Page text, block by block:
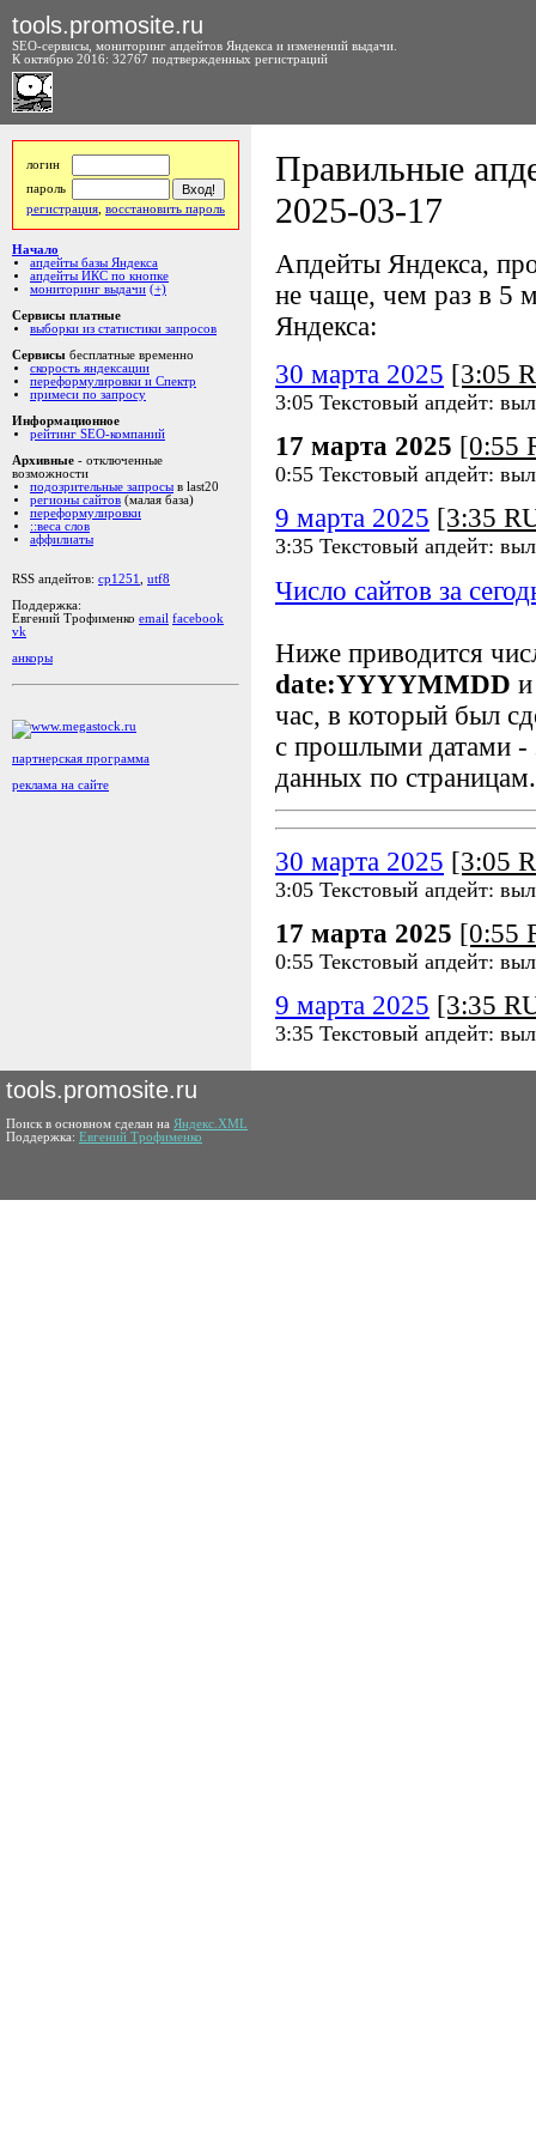
tools.promosite.ru
SEO-сервисы, мониторинг апдейтов Яндекса и изменений выдачи.
К октябрю 2016: 32767 подтвержденных регистраций
логин
пароль
регистрация восстановить пароль
Начало
апдейты базы Яндекса
апдейты ИКС по кнопке
мониторинг выдачи (+)
Сервисы платные
выборки из статистики запросов
Сервисы бесплатные временно
скорость яндексации
переформулировки и Спектр
примеси по запросу
Информационное
рейтинг SEO-компаний
Архивные - отключенные
возможности
подозрительные запросы в last20
регионы сайтов (малая база)
переформулировки
::веса слов
аффилиаты
RSS апдейтов: cp1251
utf8
Поддержка:
Евгений Трофименко email facebook
vk
анкоры
партнерская программа
реклама на сайте
Правильные
2025-03-17
Апдейты Яндекса,
не чаще, чем раз в 5
Яндекса:
30 марта 2025 [3:05
3:05 Текстовый апдейт:
17 марта 2025 [0:55
0:55 Текстовый апдейт:
9 марта 2025 [3:35
3:35 Текстовый апдейт:
Число сайтов за
Ниже приводится
date:YYYYMMDD
час, в который был
с прошлыми датами -
данных по страницам.
30 марта 2025 [3:05
3:05 Текстовый апдейт:
17 марта 2025 [0:55
0:55 Текстовый апдейт:
9 марта 2025 [3:35
3:35 Текстовый апдейт:
tools.promosite.ru
Поиск в основном сделан на Яндекс.XML
Поддержка: Евгений Трофименко